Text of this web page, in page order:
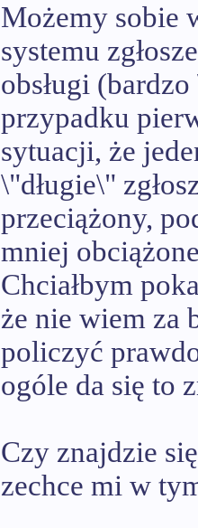
Możemy sobie
systemu
obsługi
przypadku
sytuacji, że
\"długie\"
przeciążony,
mniej
Chciałbym
że nie wiem za
policzyć
ogóle da się to
Czy znajdzie
zechce mi w